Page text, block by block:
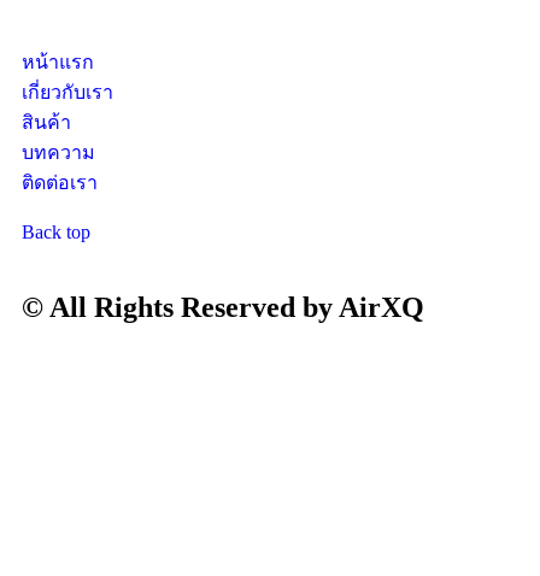
หน้าแรก
เกี่ยวกับเรา
สินค้า
บทความ
ติดต่อเรา
Back top
© All Rights Reserved by AirXQ